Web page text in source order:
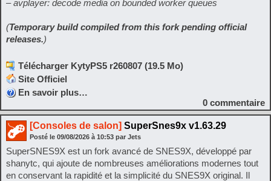
– avplayer: decode media on bounded worker queues
(Temporary build compiled from this fork pending official
releases.)
Télécharger KytyPS5 r260807 (19.5 Mo)
Site Officiel
En savoir plus…
0 commentaire
[Consoles de salon] SuperSnes9x v1.63.29
Posté le 09/08/2026 à 10:53 par Jets
SuperSNES9X est un fork avancé de SNES9X, développé par
shanytc, qui ajoute de nombreuses améliorations modernes tout
en conservant la rapidité et la simplicité du SNES9X original. Il